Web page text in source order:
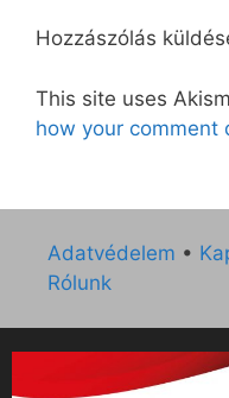
Hozzászólás
This site uses
how your comment
Adatvédelem •
Rólunk